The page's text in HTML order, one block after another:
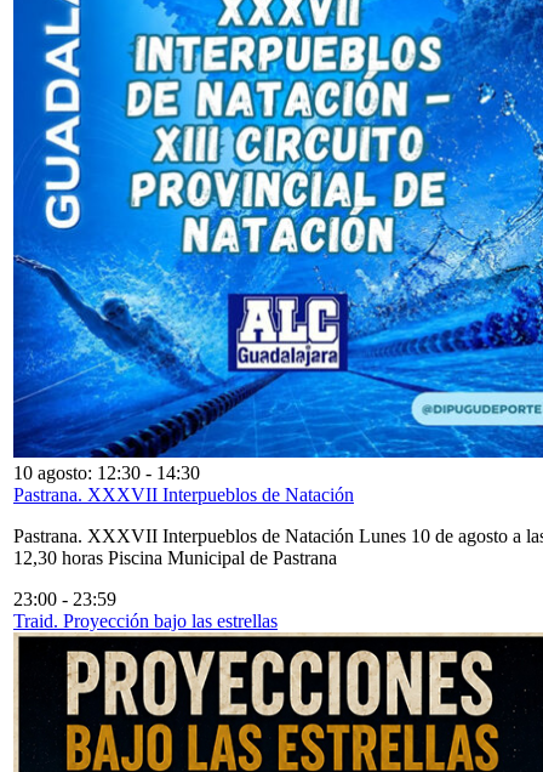
10 agosto: 12:30 - 14:30
Pastrana. XXXVII Interpueblos de Natación
Pastrana. XXXVII Interpueblos de Natación Lunes 10 de agosto a
12,30 horas Piscina Municipal de Pastrana
23:00 - 23:59
Traid. Proyección bajo las estrellas